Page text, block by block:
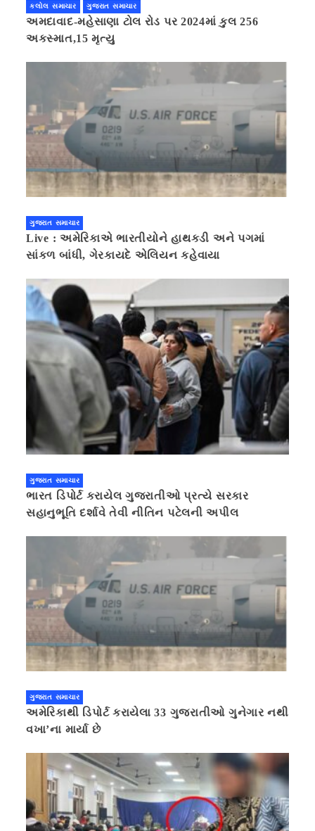
કલોલ સમાચાર ગુજરાત સમાચાર
અમદાવાદ-મહેસાણા ટોલ રોડ પર 2024માં કુલ 256
અકસ્માત,15 મૃત્યુ
ગુજરાત સમાચાર
Live : અમેરિકાએ ભારતીયોને હાથકડી અને પગમાં
સાંકળ બાંધી, ગેરકાયદે એલિયન કહેવાયા
ગુજરાત સમાચાર
ભારત ડિપોર્ટ કરાયેલ ગુજરાતીઓ પ્રત્યે સરકાર
સહાનુભૂતિ દર્શાવે તેવી નીતિન પટેલની અપીલ
ગુજરાત સમાચાર
અમેરિકાથી ડિપોર્ટ કરાયેલા 33 ગુજરાતીઓ ગુનેગાર નથી
વખા’ના માર્યા છે